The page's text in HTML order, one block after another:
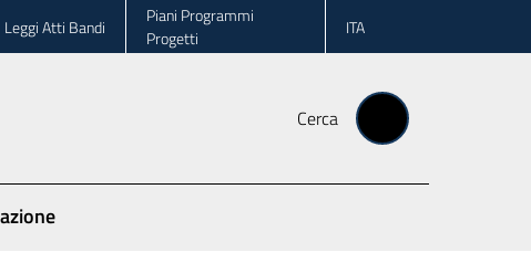
Leggi Atti Bandi
Piani Programmi
Progetti
ITA
Cerca